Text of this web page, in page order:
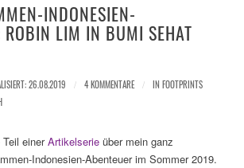
INDONESIEN-
ROBIN LIM IN BUMI SEHAT
26.08.2019 / 4 KOMMENTARE / IN FOOTPRINTS
einerArtikelserieüber mein ganz
Indonesien-Abenteuer im Sommer 2019.